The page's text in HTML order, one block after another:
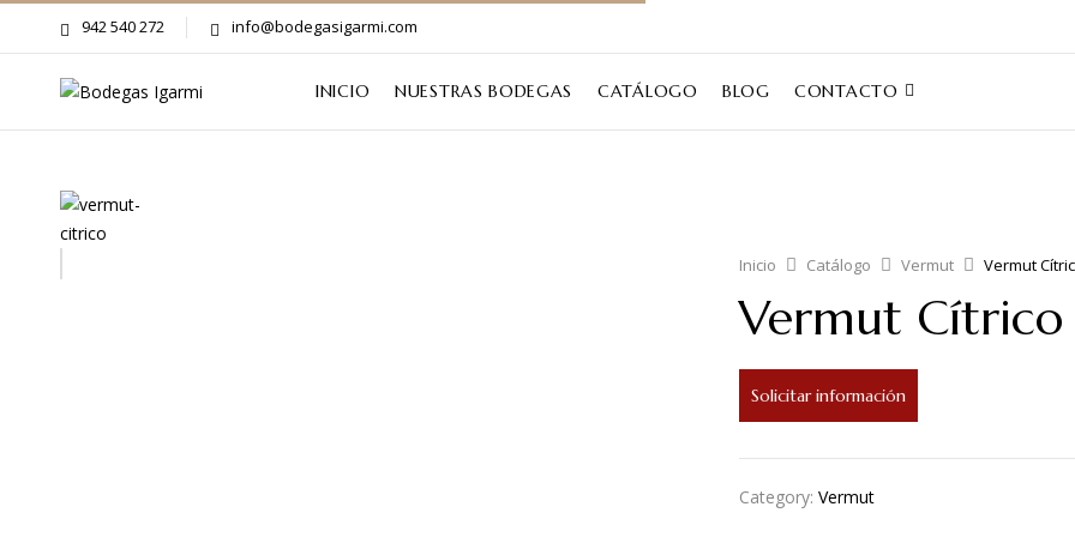
942 540 272 info@bodegasigarmi.com
INICIO NUESTRAS BODEGAS CATÁLOGO BLOG CONTACTO
Inicio Catálogo Vermut Vermut
Vermut Cítrico
Solicitar información
Category: Vermut